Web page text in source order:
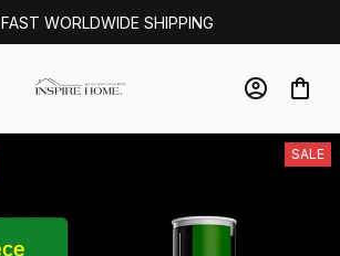
FAST WORLDWIDE SHIPPING
SALE